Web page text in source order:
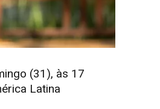
(31), às 17
Latina